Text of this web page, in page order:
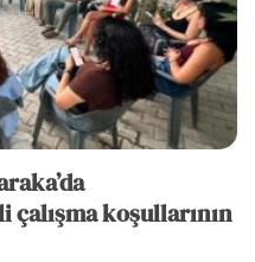
çalışma koşullarının